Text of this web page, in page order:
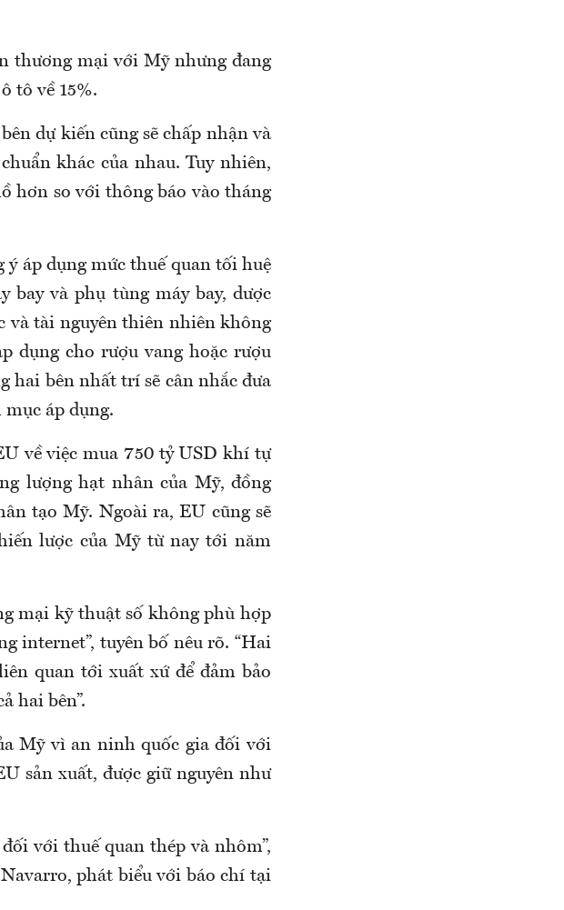
thương mại với Mỹ nhưng đang
tô về 15%.
dự kiến cũng sẽ chấp nhận và
khác của nhau. Tuy nhiên,
hơn so với thông báo vào tháng
áp dụng mức thuế quan tối huệ
bay và phụ tùng máy bay, dược
và tài nguyên thiên nhiên không
dụng cho rượu vang hoặc rượu
hai bên nhất trí sẽ cân nhắc đưa
áp dụng.
về việc mua 750 tỷ USD khí tự
lượng hạt nhân của Mỹ, đồng
tạo Mỹ. Ngoài ra, EU cũng sẽ
lược của Mỹ từ nay tới năm
mại kỹ thuật số không phù hợp
internet”, tuyên bố nêu rõ. “Hai
quan tới xuất xứ để đảm bảo
hai bên”.
Mỹ vì an ninh quốc gia đối với
sản xuất, được giữ nguyên như
với thuế quan thép và nhôm”,
phát biểu với báo chí tại